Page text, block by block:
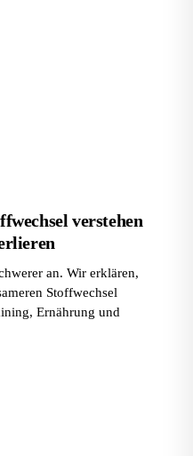
verstehen
an. Wir erklären,
Stoffwechsel
Ernährung und